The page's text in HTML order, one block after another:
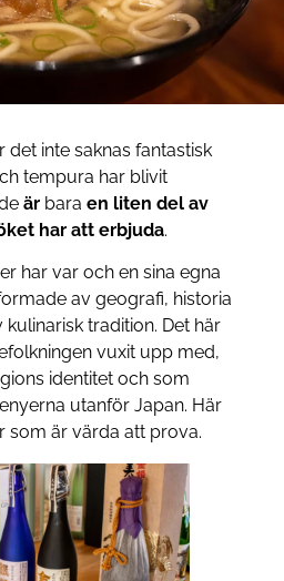
det inte saknas fantastisk
tempura har blivit
ärbara en liten del av
har att erbjuda.
har var och en sina egna
av geografi, historia
tradition. Det här
vuxit upp med,
identitet och som
utanför Japan. Här
som är värda att prova.